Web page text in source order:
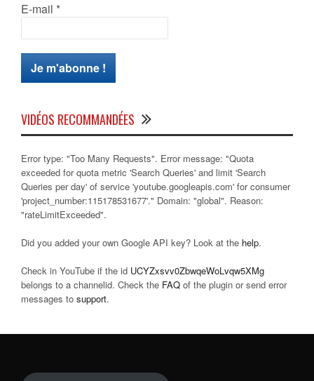
E-mail *
VIDÉOS RECOMMANDÉES
Error type: "Too Many Requests". Error message: "Quota
exceeded for quota metric 'Search Queries' and limit 'Search
Queries per day' of service 'youtube.googleapis.com' for consumer
'project_number:115178531677'." Domain: "global". Reason:
"rateLimitExceeded".
Did you added your own Google API key? Look at the help.
Check in YouTube if the id UCYZxsvv0ZbwqeWoLvqw5XMg
belongs to a channelid. Check the FAQ of the plugin or send error
messages to support.